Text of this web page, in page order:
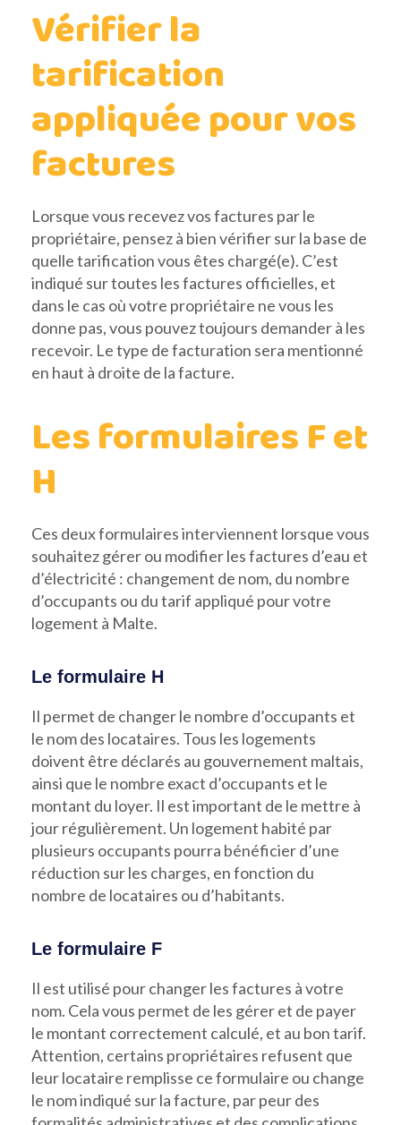
Vérifier la
tarification
appliquée pour vos
factures
Lorsque vous recevez vos factures par le
propriétaire, pensez à bien vérifier sur la base de
quelle tarification vous êtes chargé(e). C’est
indiqué sur toutes les factures officielles, et
dans le cas où votre propriétaire ne vous les
donne pas, vous pouvez toujours demander à les
recevoir. Le type de facturation sera mentionné
en haut à droite de la facture.
Les formulaires F et
H
Ces deux formulaires interviennent lorsque vous
souhaitez gérer ou modifier les factures d’eau et
d’électricité : changement de nom, du nombre
d’occupants ou du tarif appliqué pour votre
logement à Malte.
Le formulaire H
Il permet de changer le nombre d’occupants et
le nom des locataires. Tous les logements
doivent être déclarés au gouvernement maltais,
ainsi que le nombre exact d’occupants et le
montant du loyer. Il est important de le mettre à
jour régulièrement. Un logement habité par
plusieurs occupants pourra bénéficier d’une
réduction sur les charges, en fonction du
nombre de locataires ou d’habitants.
Le formulaire F
Il est utilisé pour changer les factures à votre
nom. Cela vous permet de les gérer et de payer
le montant correctement calculé, et au bon tarif.
Attention, certains propriétaires refusent que
leur locataire remplisse ce formulaire ou change
le nom indiqué sur la facture, par peur des